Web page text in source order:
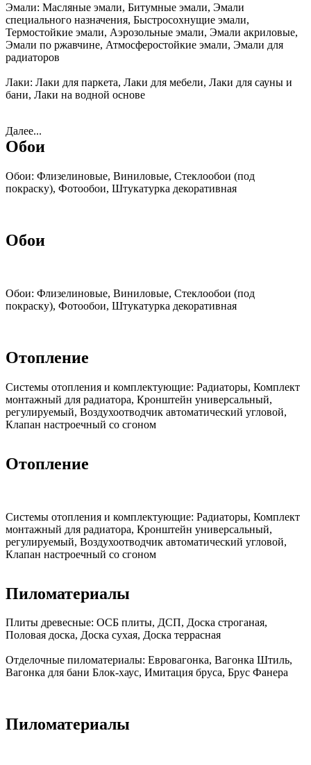
Эмали: Масляные эмали, Битумные эмали, Эмали
специального назначения, Быстросохнущие эмали,
Термостойкие эмали, Аэрозольные эмали, Эмали акриловые,
Эмали по ржавчине, Атмосферостойкие эмали, Эмали для
радиаторов
Лаки: Лаки для паркета, Лаки для мебели, Лаки для сауны и
бани, Лаки на водной основе
Далее...
Обои
Обои: Флизелиновые, Виниловые, Стеклообои (под
покраску), Фотообои, Штукатурка декоративная
Обои
Обои: Флизелиновые, Виниловые, Стеклообои (под
покраску), Фотообои, Штукатурка декоративная
Отопление
Cистемы отопления и комплектующие: Радиаторы, Комплект
монтажный для радиатора, Кронштейн универсальный,
регулируемый, Воздухоотводчик автоматический угловой,
Клапан настроечный со сгоном
Отопление
Cистемы отопления и комплектующие: Радиаторы, Комплект
монтажный для радиатора, Кронштейн универсальный,
регулируемый, Воздухоотводчик автоматический угловой,
Клапан настроечный со сгоном
Пиломатериалы
Плиты древесные: ОСБ плиты, ДСП, Доска строганая,
Половая доска, Доска сухая, Доска террасная
Отделочные пиломатериалы: Евровагонка, Вагонка Штиль,
Вагонка для бани Блок-хаус, Имитация бруса, Брус Фанера
Пиломатериалы